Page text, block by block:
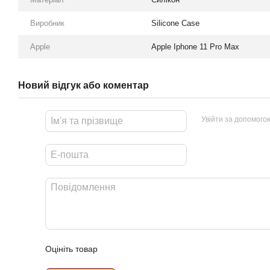
Виробник Silicone Case
Apple Apple Iphone 11 Pro Max
Новий відгук або коментар
Увійти за
Оцініть товар